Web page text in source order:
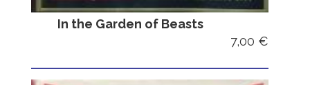
In the Garden of Beasts
7,00 €